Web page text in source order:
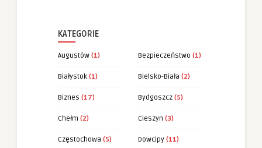
KATEGORIE
Augustów (1) Bezpieczeństwo (1)
Białystok (1) Bielsko-Biała (2)
Biznes (17) Bydgoszcz (5)
Chełm (2) Cieszyn (3)
Częstochowa (5) Dowcipy (11)